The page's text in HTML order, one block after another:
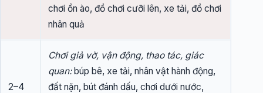
chơi ồn ào, đồ chơi cưỡi lên, xe tải, đồ chơi
nhân quả
2–4
Chơi giả vờ, vận động, thao tác, giác
quan:búp bê, xe tải, nhân vật hành động,
đất nặn, bút đánh dấu, chơi dưới nước,